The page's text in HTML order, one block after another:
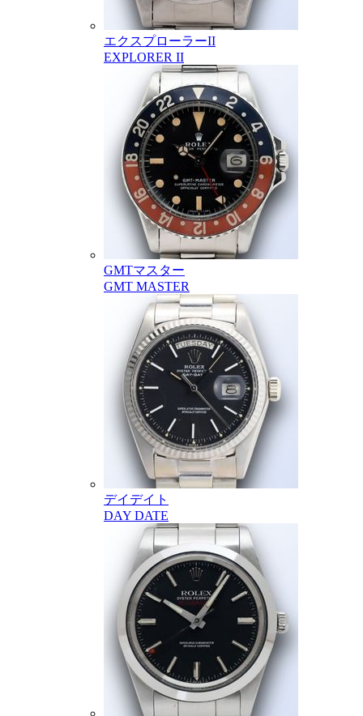
エクスプローラーII
EXPLORER II
GMTマスター
GMT MASTER
デイデイト
DAY DATE